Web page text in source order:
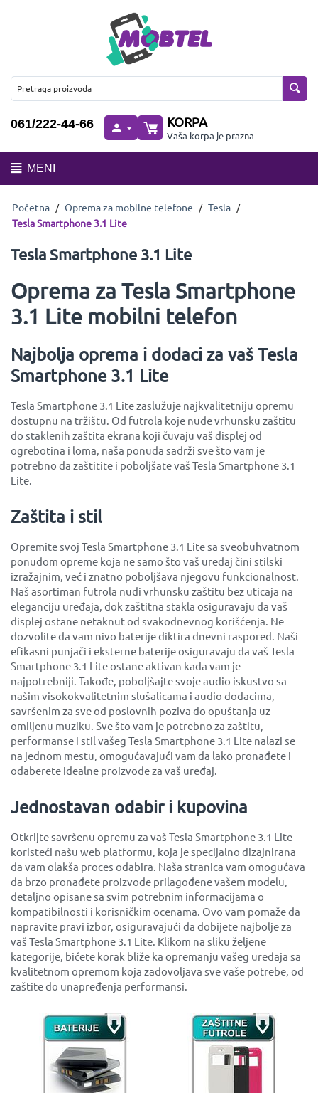
061/222-44-66 KORPA
Vaša korpa je prazna
MENI
Početna / Oprema za mobilne telefone / Tesla /
Tesla Smartphone 3.1 Lite
Tesla Smartphone 3.1 Lite
Oprema za Tesla Smartphone
3.1 Lite mobilni telefon
Najbolja oprema i dodaci za vaš Tesla
Smartphone 3.1 Lite
Tesla Smartphone 3.1 Lite zaslužuje najkvalitetniju opremu
dostupnu na tržištu. Od futrola koje nude vrhunsku zaštitu
do staklenih zaštita ekrana koji čuvaju vaš displej od
ogrebotina i loma, naša ponuda sadrži sve što vam je
potrebno da zaštitite i poboljšate vaš Tesla Smartphone 3.1
Lite.
Zaštita i stil
Opremite svoj Tesla Smartphone 3.1 Lite sa sveobuhvatnom
ponudom opreme koja ne samo što vaš uređaj čini stilski
izražajnim, već i znatno poboljšava njegovu funkcionalnost.
Naš asortiman futrola nudi vrhunsku zaštitu bez uticaja na
eleganciju uređaja, dok zaštitna stakla osiguravaju da vaš
displej ostane netaknut od svakodnevnog korišćenja. Ne
dozvolite da vam nivo baterije diktira dnevni raspored. Naši
efikasni punjači i eksterne baterije osiguravaju da vaš Tesla
Smartphone 3.1 Lite ostane aktivan kada vam je
najpotrebniji. Takođe, poboljšajte svoje audio iskustvo sa
našim visokokvalitetnim slušalicama i audio dodacima,
savršenim za sve od poslovnih poziva do opuštanja uz
omiljenu muziku. Sve što vam je potrebno za zaštitu,
performanse i stil vašeg Tesla Smartphone 3.1 Lite nalazi se
na jednom mestu, omogućavajući vam da lako pronađete i
odaberete idealne proizvode za vaš uređaj.
Jednostavan odabir i kupovina
Otkrijte savršenu opremu za vaš Tesla Smartphone 3.1 Lite
koristeći našu web platformu, koja je specijalno dizajnirana
da vam olakša proces odabira. Naša stranica vam omogućava
da brzo pronađete proizvode prilagođene vašem modelu,
detaljno opisane sa svim potrebnim informacijama o
kompatibilnosti i korisničkim ocenama. Ovo vam pomaže da
napravite pravi izbor, osiguravajući da dobijete najbolje za
vaš Tesla Smartphone 3.1 Lite. Klikom na sliku željene
kategorije, bićete korak bliže ka opremanju vašeg uređaja sa
kvalitetnom opremom koja zadovoljava sve vaše potrebe, od
zaštite do unapređenja performansi.